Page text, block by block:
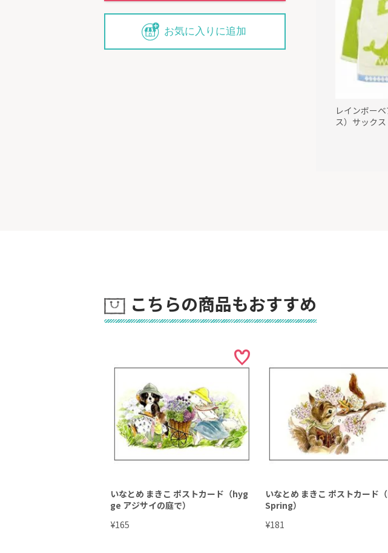
お気に入りに追加
レインボー
ス）サックス
こちらの商品もおすすめ
いなとめ まきこ ポストカード（hyg
ge アジサイの庭で）
¥165
いなとめ まきこ ポストカード
Spring）
¥181